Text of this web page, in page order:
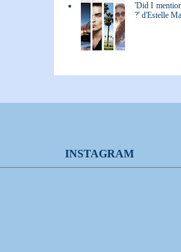
'Did I
?' d'Estelle
INSTAGRAM